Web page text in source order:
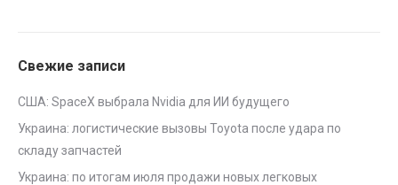
Свежие записи
США: SpaceX выбрала Nvidia для ИИ будущего
Украина: логистические вызовы Toyota после удара по
складу запчастей
Украина: по итогам июля продажи новых легковых